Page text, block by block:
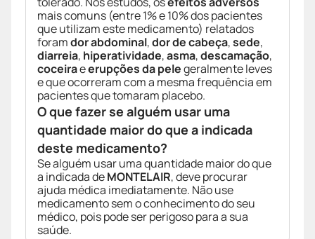
mais comuns (entre 1% e 10% dos pacientes
que utilizam este medicamento) relatados
foramdor abdominal,dor de cabeça,sede,
diarreia, hiperatividade,asma,descamação,
coceiraeerupções da pelegeralmente leves
e que ocorreram com a mesma frequência em
pacientes que tomaram placebo.
O que fazer se alguém usar uma
quantidade maior do que a indicada
deste medicamento?
Se alguém usar uma quantidade maior do que
a indicada deMONTELAIR, deve procurar
ajuda médica imediatamente. Não use
medicamento sem o conhecimento do seu
médico, pois pode ser perigoso para a sua
saúde.